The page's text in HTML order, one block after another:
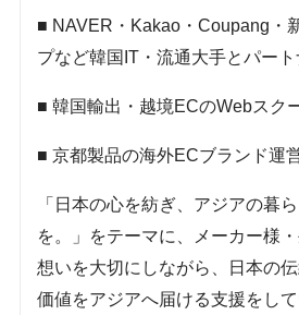
■ NAVER・Kakao・Coupang・
プなど韓国IT・流通大手とパー
■ 韓国輸出・越境ECのWebスク
■ 京都製品の海外ECブランド運
「日本の心を紡ぎ、アジアの暮
を。」をテーマに、メーカー様
想いを大切にしながら、日本の
価値をアジアへ届ける支援をして